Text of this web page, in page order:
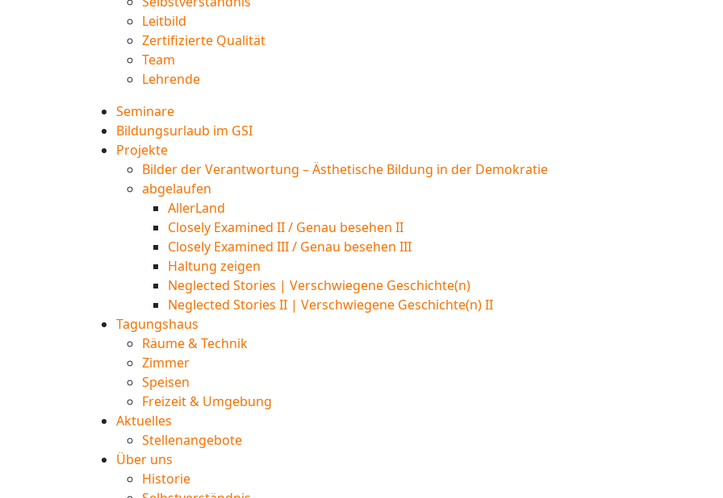
Leitbild
Zertifizierte Qualität
Team
Lehrende
Seminare
Bildungsurlaub im GSI
Projekte
Bilder der Verantwortung – Ästhetische Bildung in der Demokratie
abgelaufen
AllerLand
Closely Examined II / Genau besehen II
Closely Examined III / Genau besehen III
Haltung zeigen
Neglected Stories | Verschwiegene Geschichte(n)
Neglected Stories II | Verschwiegene Geschichte(n) II
Tagungshaus
Räume & Technik
Zimmer
Speisen
Freizeit & Umgebung
Aktuelles
Stellenangebote
Über uns
Historie